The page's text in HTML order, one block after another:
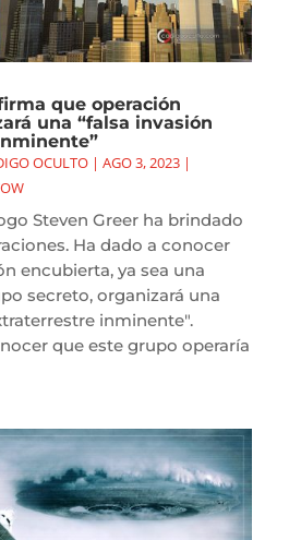
que operación
una “falsa invasión
OCULTO| AGO 3, 2023|
Steven Greer ha brindado
Ha dado a conocer
encubierta, ya sea una
secreto, organizará una
inminente".
que este grupo operaría